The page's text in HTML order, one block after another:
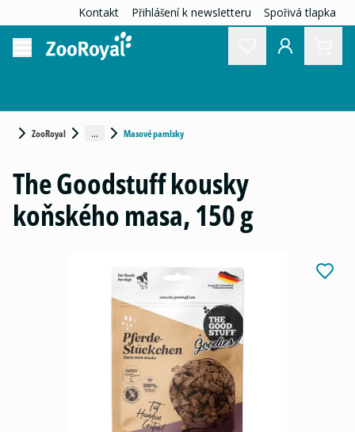
Kontakt Přihlášení k newsletteru Spořivá tlapka
ZooRoyal ... Masové pamlsky
The Goodstuff kousky
koňského masa, 150 g